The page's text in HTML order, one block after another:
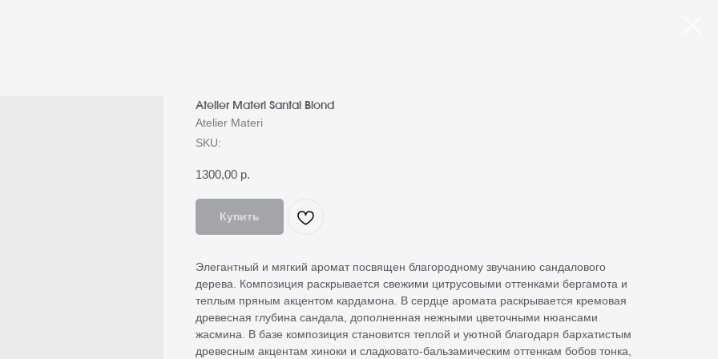
Atelier Materi Santal Blond
Atelier Materi
SKU:
1300,00 р.
Купить
Элегантный и мягкий аромат посвящен благородному звучанию сандалового
дерева. Композиция раскрывается свежими цитрусовыми оттенками бергамота и
теплым пряным акцентом кардамона. В сердце аромата раскрывается кремовая
древесная глубина сандала, дополненная нежными цветочными нюансами
жасмина. В базе композиция становится теплой и уютной благодаря бархатистым
древесным акцентам хиноки и сладковато-бальзамическим оттенкам бобов тонка,